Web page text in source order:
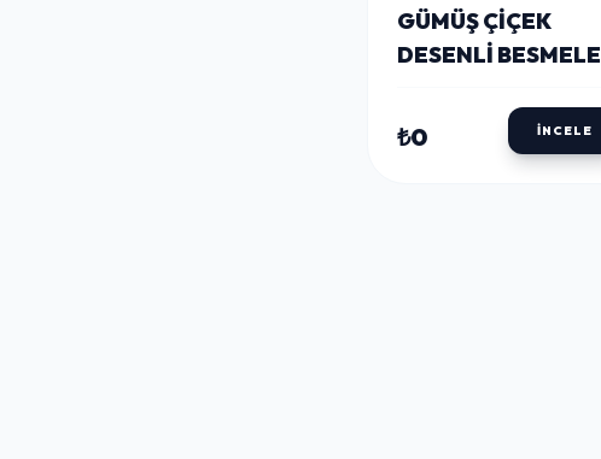
GÜMÜŞ ÇIÇEK
DESENLI BESMELE
KALEMLIK
₺0 İNCELE